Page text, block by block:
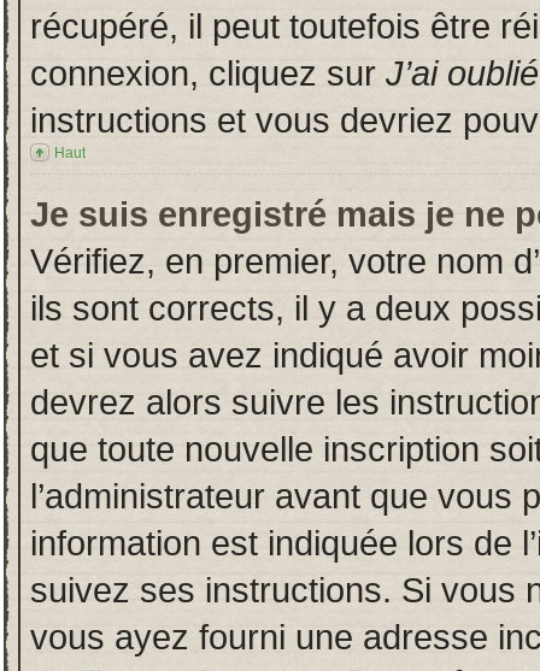
récupéré, il peut toutefois être
connexion, cliquez sur J’ai
instructions et vous devriez
Haut
Je suis enregistré mais je ne
Vérifiez, en premier, votre nom
ils sont corrects, il y a deux
et si vous avez indiqué avoir
devrez alors suivre les
que toute nouvelle inscription
l’administrateur avant que vous
information est indiquée lors de
suivez ses instructions. Si vous
vous ayez fourni une adresse